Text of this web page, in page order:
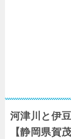
河津川と伊
【静岡県賀